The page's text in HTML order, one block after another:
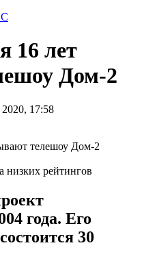
16 лет
Дом-2
17:58
низких рейтингов
года. Его
30